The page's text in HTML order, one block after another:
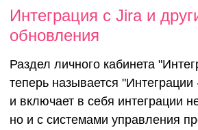
Интеграция с Jira и
обновления
Раздел личного кабинета
теперь называется
и включает в себя интеграции
но и с системами управления